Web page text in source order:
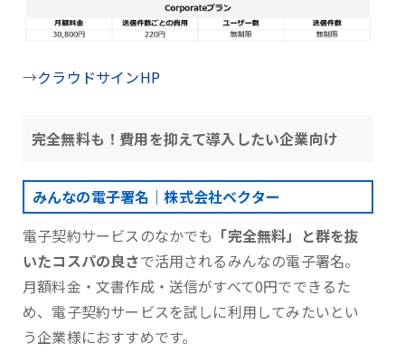
→クラウドサインHP
完全無料も！費用を抑えて導入したい企業向け
みんなの電子署名｜株式会社ベクター
電子契約サービスのなかでも 「完全無料」と群を抜
いたコスパの良さで活用されるみんなの電子署名。
月額料金・文書作成・送信がすべて0円でできるた
め、電子契約サービスを試しに利用してみたいとい
う企業様におすすめです。